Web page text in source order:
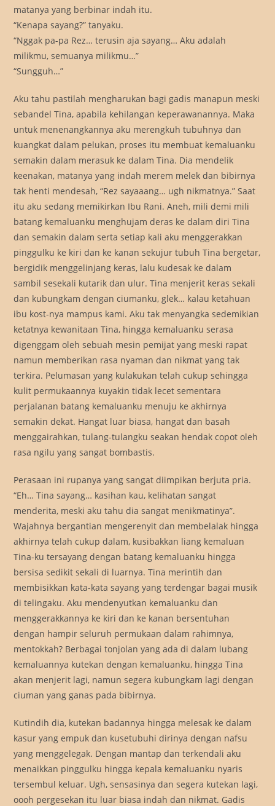
matanya yang berbinar indah itu.
“Kenapa sayang?” tanyaku.
“Nggak pa-pa Rez… terusin aja sayang… Aku adalah
milikmu, semuanya milikmu…”
“Sungguh…”
Aku tahu pastilah mengharukan bagi gadis manapun meski
sebandel Tina, apabila kehilangan keperawanannya. Maka
untuk menenangkannya aku merengkuh tubuhnya dan
kuangkat dalam pelukan, proses itu membuat kemaluanku
semakin dalam merasuk ke dalam Tina. Dia mendelik
keenakan, matanya yang indah merem melek dan bibirnya
tak henti mendesah, “Rez sayaaang… ugh nikmatnya.” Saat
itu aku sedang memikirkan Ibu Rani. Aneh, mili demi mili
batang kemaluanku menghujam deras ke dalam diri Tina
dan semakin dalam serta setiap kali aku menggerakkan
pinggulku ke kiri dan ke kanan sekujur tubuh Tina bergetar,
bergidik menggelinjang keras, lalu kudesak ke dalam
sambil sesekali kutarik dan ulur. Tina menjerit keras sekali
dan kubungkam dengan ciumanku, glek… kalau ketahuan
ibu kost-nya mampus kami. Aku tak menyangka sedemikian
ketatnya kewanitaan Tina, hingga kemaluanku serasa
digenggam oleh sebuah mesin pemijat yang meski rapat
namun memberikan rasa nyaman dan nikmat yang tak
terkira. Pelumasan yang kulakukan telah cukup sehingga
kulit permukaannya kuyakin tidak lecet sementara
perjalanan batang kemaluanku menuju ke akhirnya
semakin dekat. Hangat luar biasa, hangat dan basah
menggairahkan, tulang-tulangku seakan hendak copot oleh
rasa ngilu yang sangat bombastis.
Perasaan ini rupanya yang sangat diimpikan berjuta pria.
“Eh… Tina sayang… kasihan kau, kelihatan sangat
menderita, meski aku tahu dia sangat menikmatinya”.
Wajahnya bergantian mengerenyit dan membelalak hingga
akhirnya telah cukup dalam, kusibakkan liang kemaluan
Tina-ku tersayang dengan batang kemaluanku hingga
bersisa sedikit sekali di luarnya. Tina merintih dan
membisikkan kata-kata sayang yang terdengar bagai musik
di telingaku. Aku mendenyutkan kemaluanku dan
menggerakkannya ke kiri dan ke kanan bersentuhan
dengan hampir seluruh permukaan dalam rahimnya,
mentokkah? Berbagai tonjolan yang ada di dalam lubang
kemaluannya kutekan dengan kemaluanku, hingga Tina
akan menjerit lagi, namun segera kubungkam lagi dengan
ciuman yang ganas pada bibirnya.
Kutindih dia, kutekan badannya hingga melesak ke dalam
kasur yang empuk dan kusetubuhi dirinya dengan nafsu
yang menggelegak. Dengan mantap dan terkendali aku
menaikkan pinggulku hingga kepala kemaluanku nyaris
tersembul keluar. Ugh, sensasinya dan segera kutekan lagi,
oooh pergesekan itu luar biasa indah dan nikmat. Gadis